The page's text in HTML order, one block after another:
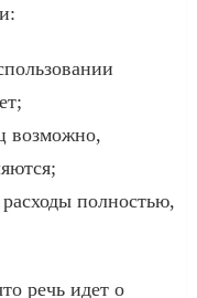
возможно,
полностью,
речь идет о